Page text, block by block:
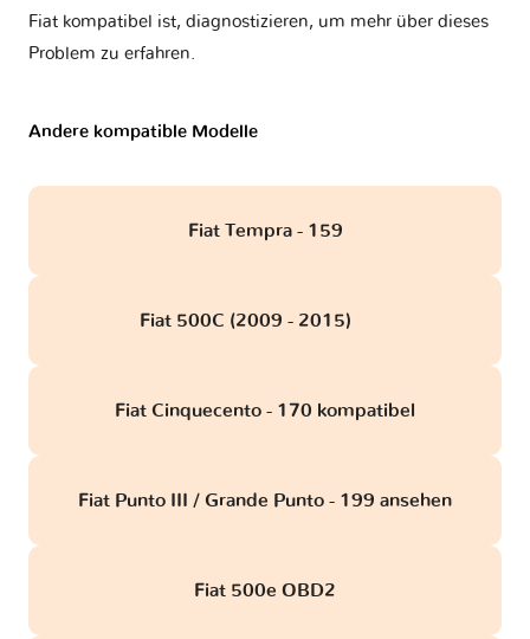
Fiat kompatibel ist, diagnostizieren, um mehr über dieses
Problem zu erfahren.
Andere kompatible Modelle
Fiat Tempra - 159
Fiat 500C (2009 - 2015)
Fiat Cinquecento - 170 kompatibel
Fiat Punto III / Grande Punto - 199 ansehen
Fiat 500e OBD2